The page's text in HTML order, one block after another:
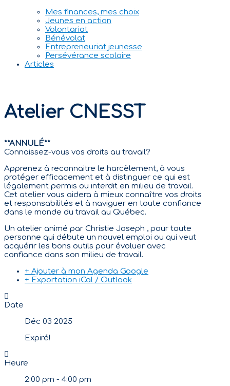
Mes finances, mes choix
Jeunes en action
Volontariat
Bénévolat
Entrepreneuriat jeunesse
Persévérance scolaire
Articles
Atelier CNESST
**ANNULÉ**
Connaissez-vous vos droits au travail?
Apprenez à reconnaitre le harcèlement, à vous
protéger efficacement et à distinguer ce qui est
légalement permis ou interdit en milieu de travail.
Cet atelier vous aidera à mieux connaître vos droits
et responsabilités et à naviguer en toute confiance
dans le monde du travail au Québec.
Un atelier animé par Christie Joseph , pour toute
personne qui débute un nouvel emploi ou qui veut
acquérir les bons outils pour évoluer avec
confiance dans son milieu de travail.
+ Ajouter à mon Agenda Google
+ Exportation iCal / Outlook
Date
Déc 03 2025
Expiré!
Heure
2:00 pm - 4:00 pm